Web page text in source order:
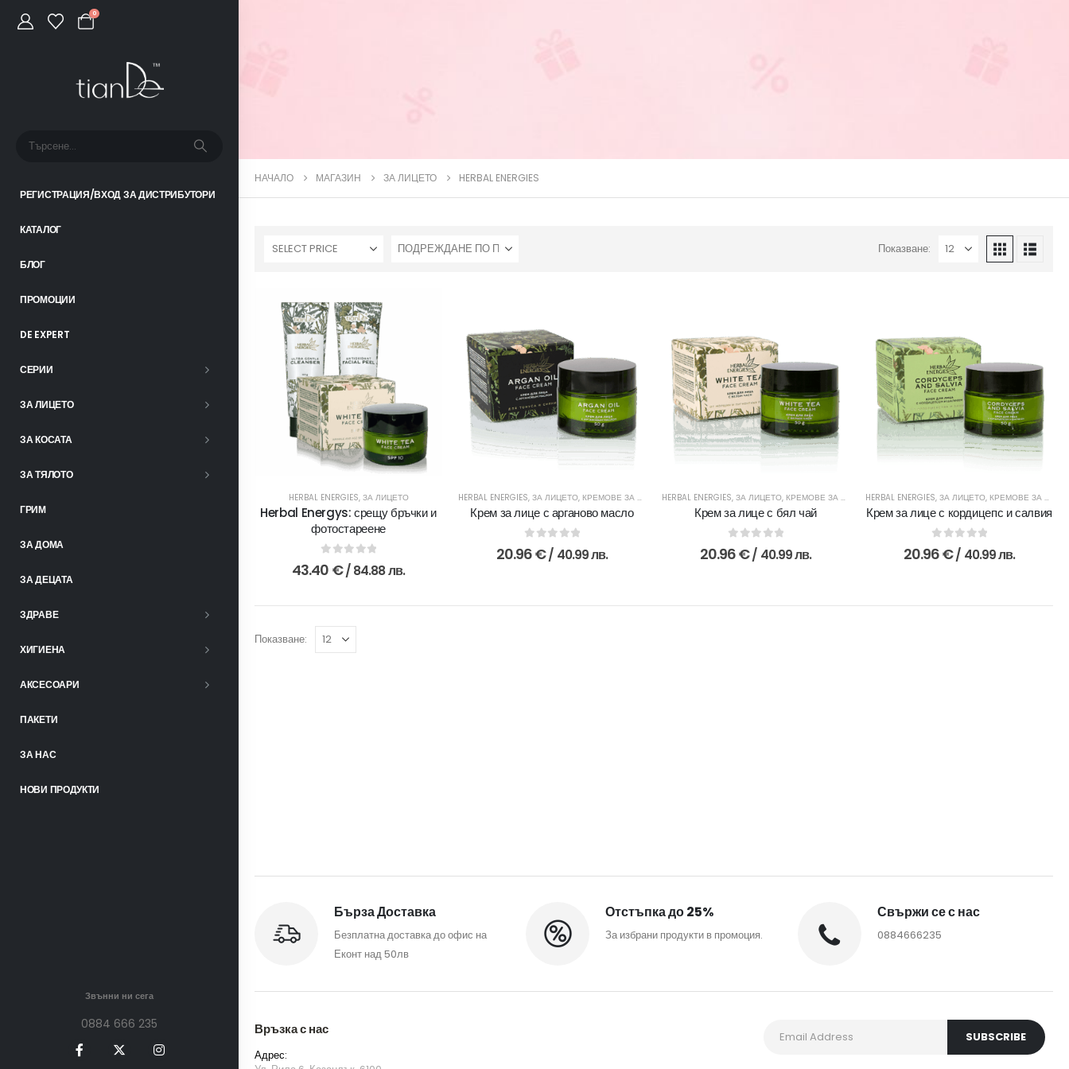
0
РЕГИСТРАЦИЯ/ВХОД ЗА ДИСТРИБУТОРИ
КАТАЛОГ
БЛОГ
ПРОМОЦИИ
DE EXPERT
СЕРИИ
ЗА ЛИЦЕТО
ЗА КОСАТА
ЗА ТЯЛОТО
ГРИМ
ЗА ДОМА
ЗА ДЕЦАТА
ЗДРАВЕ
ХИГИЕНА
АКСЕСОАРИ
ПАКЕТИ
ЗА НАС
НОВИ ПРОДУКТИ
Звънни ни сега
0884 666 235
НАЧАЛО МАГАЗИН ЗА ЛИЦЕТО HERBAL ENERGIES
SELECT PRICE Показване:
HERBAL ENERGIES, ЗА ЛИЦЕТО
Herbal Energys: срещу бръчки и
фотостареене
0 out of 5
43.40 €/ 84.88 лв.
HERBAL ENERGIES, ЗА ЛИЦЕТО, КРЕМОВЕ ЗА ЗРЯЛА КОЖА
Крем за лице с арганово масло
0 out of 5
20.96€/ 40.99 лв.
HERBAL ENERGIES, ЗА ЛИЦЕТО, КРЕМОВЕ ЗА ЗРЯЛА КОЖА
Крем за лице с бял чай
0 out of 5
20.96€/ 40.99 лв.
HERBAL ENERGIES, ЗА ЛИЦЕТО, КРЕМОВЕ ЗА МЛАДА КОЖА
Крем за лице с кордицепс и салвия
0 out of 5
20.96€/ 40.99 лв.
Показване:
Бърза Доставка
Безплатна доставка до офис на
Еконт над 50лв
Отстъпка до 25%
За избрани продукти в промоция.
Свържи се с нас
0884666235
Връзка с нас
Адрес: